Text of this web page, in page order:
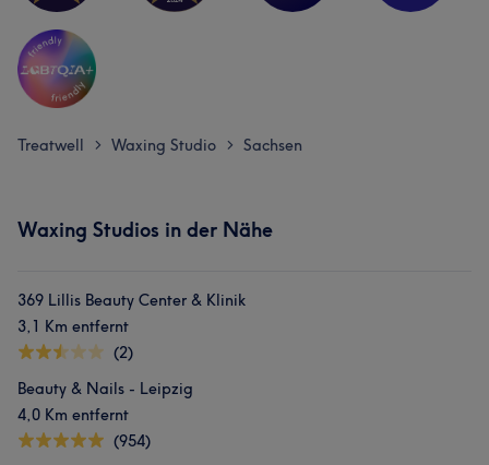
Treatwell > Waxing Studio > Sachsen
Waxing Studios in der Nähe
369 Lillis Beauty Center & Klinik
3,1 Km entfernt
(2)
Beauty & Nails - Leipzig
4,0 Km entfernt
(954)